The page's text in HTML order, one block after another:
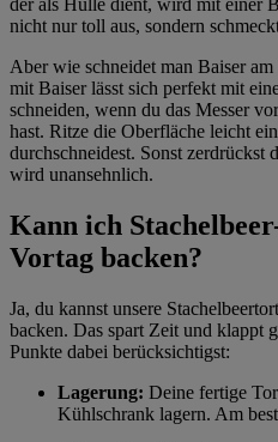
der als Hülle dient, wird mit einer
nicht nur toll aus, sondern
Aber wie schneidet man Baiser
mit Baiser lässt sich perfekt mit
schneiden, wenn du das Messer
hast. Ritze die Oberfläche leicht
durchschneidest. Sonst zerdrückst
wird unansehnlich.
Kann ich
Vortag backen?
Ja, du kannst unsere
backen. Das spart Zeit und klappt
Punkte dabei berücksichtigst:
Lagerung: Deine fertige
Kühlschrank lagern. Am